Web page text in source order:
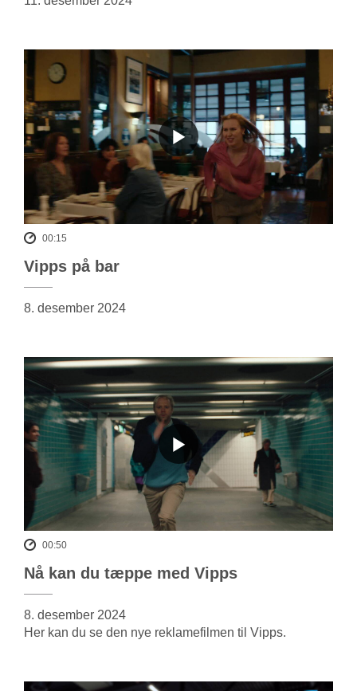
00:15
Vipps på bar
8. desember 2024
00:50
Nå kan du tæppe med Vipps
8. desember 2024
Her kan du se den nye reklamefilmen til Vipps.